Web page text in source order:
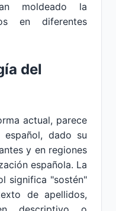
moldeado la
en diferentes
del
actual, parece
dado su
y en regiones
española. La
significa "sostén"
de apellidos,